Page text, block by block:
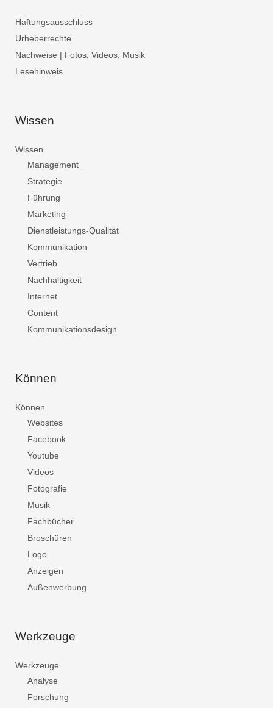
Haftungsausschluss
Urheberrechte
Nachweise | Fotos, Videos, Musik
Lesehinweis
Wissen
Wissen
Management
Strategie
Führung
Marketing
Dienstleistungs-Qualität
Kommunikation
Vertrieb
Nachhaltigkeit
Internet
Content
Kommunikationsdesign
Können
Können
Websites
Facebook
Youtube
Videos
Fotografie
Musik
Fachbücher
Broschüren
Logo
Anzeigen
Außenwerbung
Werkzeuge
Werkzeuge
Analyse
Forschung